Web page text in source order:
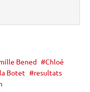
Bened
Chloé
Botet
resultats